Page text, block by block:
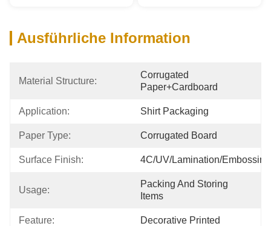
Ausführliche Information
Material Structure:
Corrugated
Paper+cardboard
Application: Shirt Packaging
Paper Type: Corrugated Board
Surface Finish: 4C/UV/Lamination/
Usage:
Packing And Storing
Items
Feature: Decorative Printed